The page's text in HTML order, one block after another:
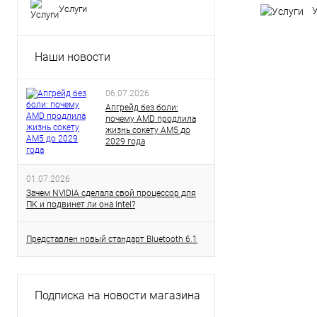
Услуги
Наши новости
06.07.2026
Апгрейд без боли:
почему AMD продлила
жизнь сокету AM5 до
2029 года
01.07.2026
Зачем NVIDIA сделала свой процессор для
ПК и подвинет ли она Intel?
Представлен новый стандарт Bluetooth 6.1
Подписка на новости магазина